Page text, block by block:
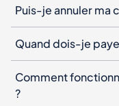
Puis-je annuler ma
Quand dois-je
Comment
?